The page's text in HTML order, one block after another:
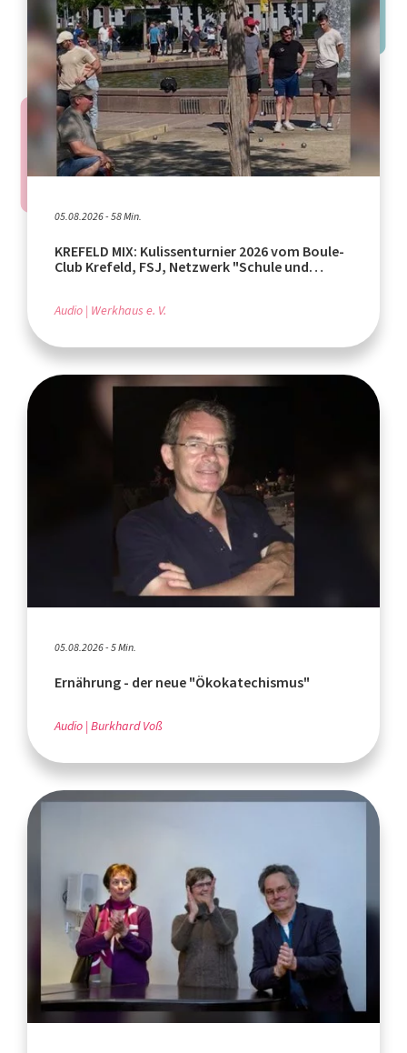
05.08.2026 - 58 Min.
KREFELD MIX: Kulissenturnier 2026 vom Boule-
Club Krefeld, FSJ, Netzwerk "Schule und
Audio Werkhaus e. V.
05.08.2026 - 5 Min.
Ernährung - der neue "Ökokatechismus"
Audio Burkhard Voß